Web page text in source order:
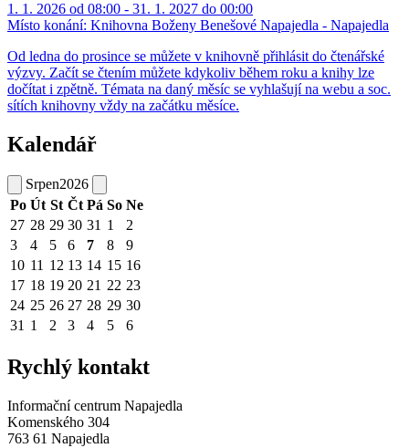
1. 1. 2026 od 08:00 - 31. 1. 2027 do 00:00
Místo konání: Knihovna Boženy Benešové Napajedla - Napajedla
Od ledna do prosince se můžete v knihovně přihlásit do čtenářské
výzvy. Začít se čtením můžete kdykoliv během roku a knihy lze
dočítat i zpětně. Témata na daný měsíc se vyhlašují na webu a soc.
sítích knihovny vždy na začátku měsíce.
Kalendář
Srpen2026
Po Út St Čt Pá So Ne
27 28 29 30 31 1
2
3
4 5 6 7 8
9
10 11 12 13 14 15 16
17 18 19 20 21 22 23
24 25 26 27 28 29 30
31 1 2 3 4 5 6
Rychlý kontakt
Informační centrum Napajedla
Komenského 304
763 61 Napajedla